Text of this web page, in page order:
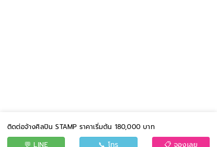
ติดต่อจ้างศิลปิน STAMP ราคาเริ่มต้น 180,000 บาท
💬 LINE
📞 โทร 📋 จองเลย